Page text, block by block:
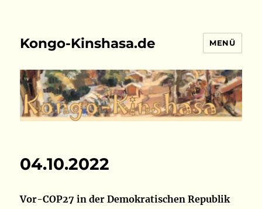
Kongo-Kinshasa.de MENÜ
04.10.2022
Vor-COP27 in der Demokratischen Republik